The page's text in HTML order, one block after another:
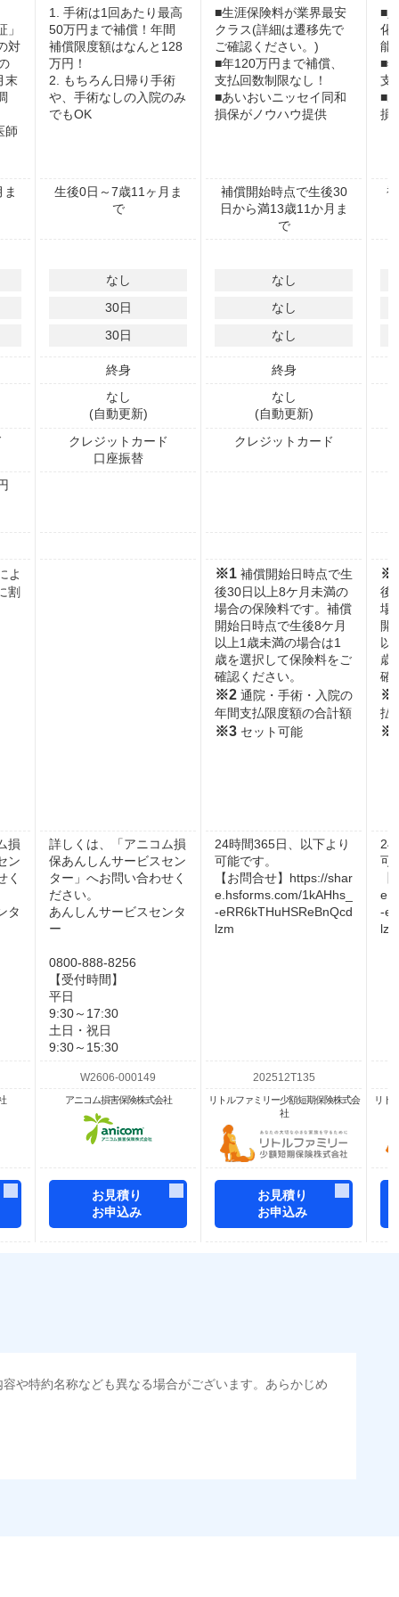
対
末
師
よ
割
損
ン
く
タ
1. 手術は1回あたり最高
50万円まで補償！年間
補償限度額はなんと128
万円！
2. もちろん日帰り手術
や、手術なしの入院のみ
でもOK
生後0日～7歳11ヶ月ま
で
なし
30日
30日
終身
なし
(自動更新)
クレジットカード
口座振替
詳しくは、「アニコム損
保あんしんサービスセン
ター」へお問い合わせく
ださい。
あんしんサービスセンタ
ー
0800-888-8256
【受付時間】
平日
9:30～17:30
土日・祝日
9:30～15:30
アニコム損害保険株式会社
お見積り
お申込み
■生涯保険料が業界最安
クラス(詳細は遷移先で
ご確認ください。)
■年120万円まで補償、
支払回数制限なし！
■あいおいニッセイ同和
損保がノウハウ提供
補償開始時点で生後30
日から満13歳11か月ま
で
なし
なし
なし
終身
なし
(自動更新)
クレジットカード
※1 補償開始日時点で生
後30日以上8ケ月未満の
場合の保険料です。補償
開始日時点で生後8ケ月
以上1歳未満の場合は1
歳を選択して保険料をご
確認ください。
※2 通院・手術・入院の
年間支払限度額の合計額
※3 セット可能
24時間365日、以下より
可能です。
【お問合せ】https://shar
e.hsforms.com/1kAHhs_
-eRR6kTHuHSReBnQcd
lzm
リトルファミリー少額短期保険株式会
社
お見積り
お申込み
■
化
能
■
支
■
損
後
場
開
以
歳
確
払
24
可
-
lzm
リト
や特約名称なども異なる場合がございます。あらかじめ